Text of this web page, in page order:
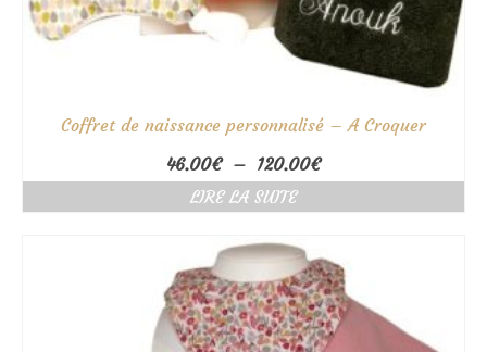
Coffret de naissance personnalisé – A Croquer
46.00€ – 120.00€Plage
de
120.00€
LIRE LA SUITE